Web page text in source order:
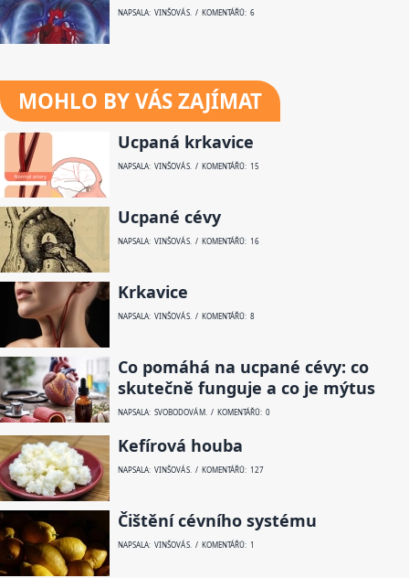
NAPSALA: VINŠOVÁ S. / KOMENTÁŘŮ: 6
MOHLO BY VÁS ZAJÍMAT
Ucpaná krkavice
NAPSALA: VINŠOVÁ S. / KOMENTÁŘŮ: 15
Ucpané cévy
NAPSALA: VINŠOVÁ S. / KOMENTÁŘŮ: 16
Krkavice
NAPSALA: VINŠOVÁ S. / KOMENTÁŘŮ: 8
Co pomáhá na ucpané cévy: co
skutečně funguje a co je mýtus
NAPSALA: SVOBODOVÁ M. / KOMENTÁŘŮ: 0
Kefírová houba
NAPSALA: VINŠOVÁ S. / KOMENTÁŘŮ: 127
Čištění cévního systému
NAPSALA: VINŠOVÁ S. / KOMENTÁŘŮ: 1